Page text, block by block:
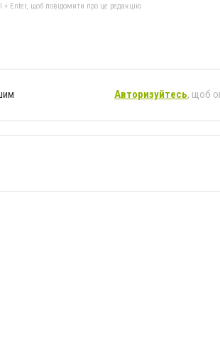
+ Enter, щоб повідомити про це редакцію
Авторизуйтесь, щоб